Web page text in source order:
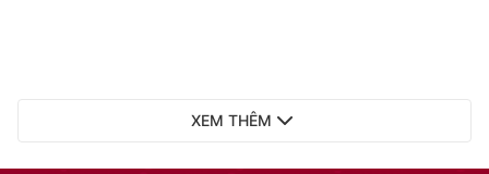
XEM THÊM